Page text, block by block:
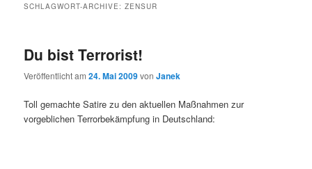
wechseln
SCHLAGWORT-ARCHIVE:ZENSUR
Du bist Terrorist!
Veröffentlicht am24. Mai 2009vonJanek
Toll gemachte Satire zu den aktuellen Maßnahmen zur
vorgeblichen Terrorbekämpfung in Deutschland: